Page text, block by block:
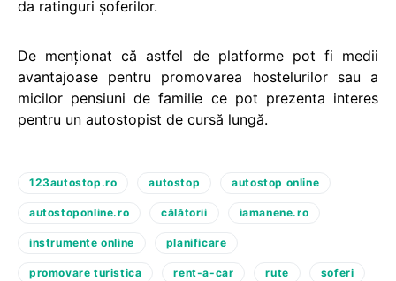
da ratinguri şoferilor.
De menţionat că astfel de platforme pot fi medii
avantajoase pentru promovarea hostelurilor sau a
micilor pensiuni de familie ce pot prezenta interes
pentru un autostopist de cursă lungă.
123autostop.ro autostop autostop online
autostoponline.ro călătorii iamanene.ro
instrumente online planificare
promovare turistica rent-a-car rute soferi